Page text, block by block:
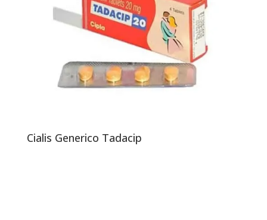
Cialis Generico Tadacip